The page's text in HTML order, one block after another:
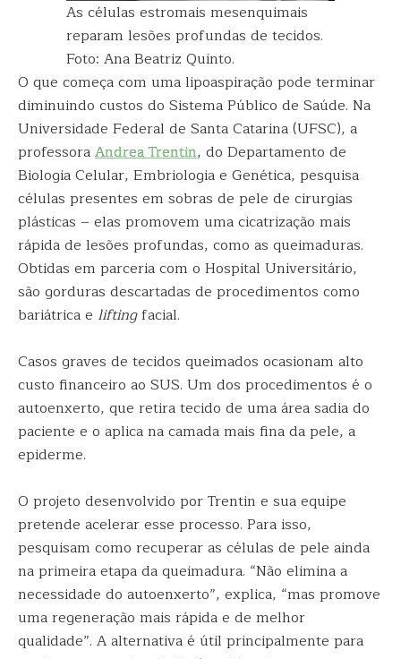
As células estromais mesenquimais
reparam lesões profundas de tecidos.
Foto: Ana Beatriz Quinto.
O que começa com uma lipoaspiração pode terminar
diminuindo custos do Sistema Público de Saúde. Na
Universidade Federal de Santa Catarina (UFSC), a
professoraAndrea Trentin, do Departamento de
Biologia Celular, Embriologia e Genética, pesquisa
células presentes em sobras de pele de cirurgias
plásticas – elas promovem uma cicatrização mais
rápida de lesões profundas, como as queimaduras.
Obtidas em parceria com o Hospital Universitário,
são gorduras descartadas de procedimentos como
bariátrica e liftingfacial.
Casos graves de tecidos queimados ocasionam alto
custo financeiro ao SUS. Um dos procedimentos é o
autoenxerto, que retira tecido de uma área sadia do
paciente e o aplica na camada mais fina da pele, a
epiderme.
O projeto desenvolvido por Trentin e sua equipe
pretende acelerar esse processo. Para isso,
pesquisam como recuperar as células de pele ainda
na primeira etapa da queimadura. “Não elimina a
necessidade do autoenxerto”, explica, “mas promove
uma regeneração mais rápida e de melhor
qualidade”. A alternativa é útil principalmente para